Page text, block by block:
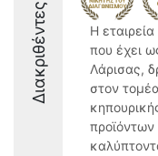
Διακριθέντες
Η
που έχει
Λάρισας,
στον
προϊόντων